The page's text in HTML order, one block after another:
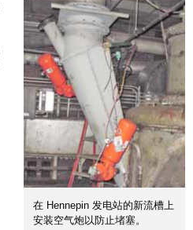
在 Hennepin 发电站的新流槽上
安装空气炮以防止堵塞。